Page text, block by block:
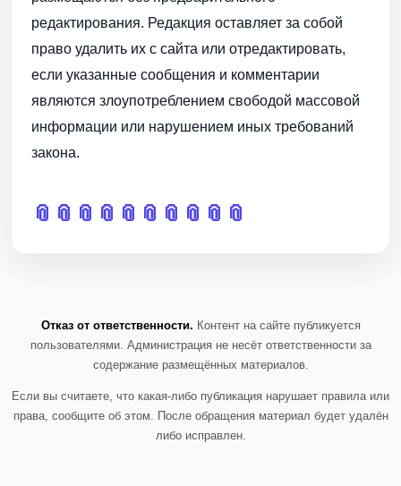
редактирования. Редакция оставляет за собой
право удалить их с сайта или отредактировать,
если указанные сообщения и комментарии
являются злоупотреблением свободой массовой
информации или нарушением иных требований
закона.
📎 📎 📎 📎 📎 📎 📎 📎 📎 📎
Отказ от ответственности. Контент на сайте публикуется
пользователями. Администрация не несёт ответственности за
содержание размещённых материалов.
Если вы считаете, что какая-либо публикация нарушает правила или
права, сообщите об этом. После обращения материал будет удалён
либо исправлен.